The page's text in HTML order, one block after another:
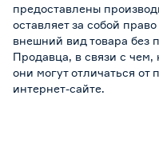
предоставлены
оставляет за собой
внешний вид товара без
Продавца, в связи с чем,
они могут отличаться
интернет-сайте.